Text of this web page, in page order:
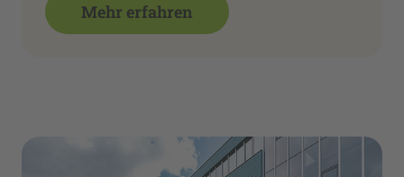
Mehr erfahren